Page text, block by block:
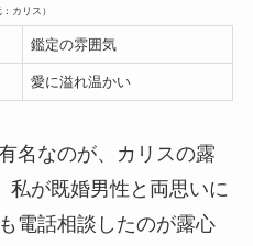
：カリス）
鑑定の雰囲気
愛に溢れ温かい
名なのが、カリスの露
私が既婚男性と両思いに
電話相談したのが露心